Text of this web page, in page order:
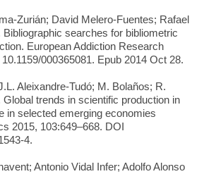
Zurián; David Melero-Fuentes; Rafael
searches for bibliometric
European Addiction Research
000365081. Epub 2014 Oct 28.
Aleixandre-Tudó; M. Bolaños; R.
trends in scientific production in
in selected emerging economies
2015, 103:649–668. DOI
4.
Antonio Vidal Infer; Adolfo Alonso